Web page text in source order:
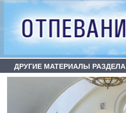
ДРУГИЕ МАТЕРИАЛЫ РАЗДЕЛА